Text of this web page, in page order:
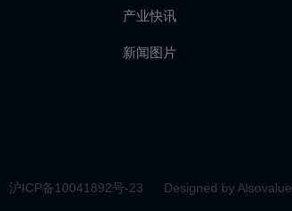
产业快讯
新闻图片
沪ICP备10041892号-23 Designed by Alsovalue